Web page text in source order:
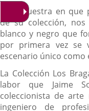
Esta muestra en
de su colección,
blanco y negro que
por primera vez se
escenario único como
La Colección Los
labor que Jaime
coleccionista de arte
ingeniero de